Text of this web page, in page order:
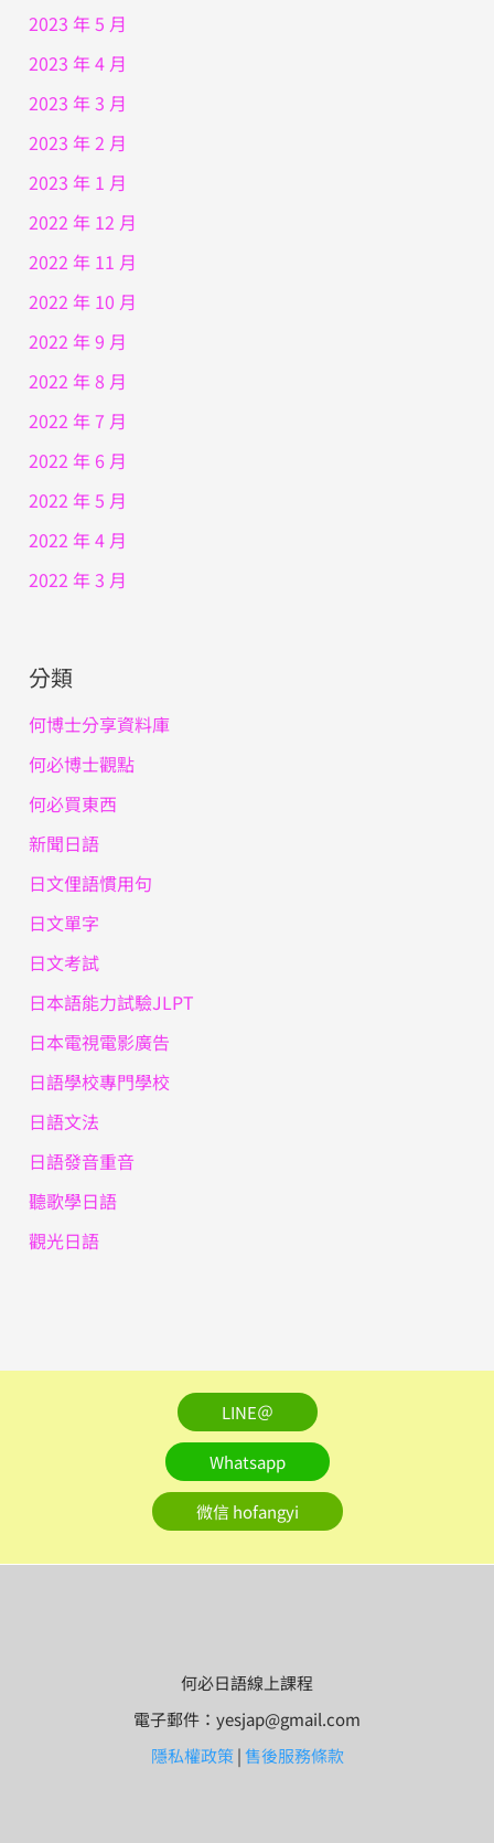
2023 年 5 月
2023 年 4 月
2023 年 3 月
2023 年 2 月
2023 年 1 月
2022 年 12 月
2022 年 11 月
2022 年 10 月
2022 年 9 月
2022 年 8 月
2022 年 7 月
2022 年 6 月
2022 年 5 月
2022 年 4 月
2022 年 3 月
分類
何博士分享資料庫
何必博士觀點
何必買東西
新聞日語
日文俚語慣用句
日文單字
日文考試
日本語能力試驗JLPT
日本電視電影廣告
日語學校專門學校
日語文法
日語發音重音
聽歌學日語
觀光日語
LINE＠
Whatsapp
微信 hofangyi
何必日語線上課程
電子郵件：yesjap@gmail.com
隱私權政策|售後服務條款